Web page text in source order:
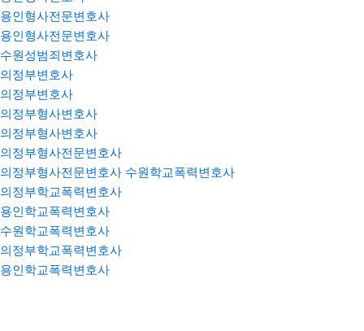
용인형사전문변호사
용인형사전문변호사
수원성범죄변호사
의정부변호사
의정부변호사
의정부형사변호사
의정부형사변호사
의정부형사전문변호사
의정부형사전문변호사 수원학교폭력변호사
의정부학교폭력변호사
용인학교폭력변호사
수원학교폭력변호사
의정부학교폭력변호사
용인학교폭력변호사